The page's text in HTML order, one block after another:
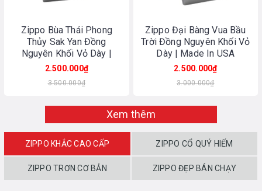
Zippo Bùa Thái Phong
Thủy Sak Yan Đồng
Nguyên Khối Vỏ Dày |
Made In USA
2.500.000₫
3.500.000₫
Zippo Đại Bàng Vua Bầu
Trời Đồng Nguyên Khối Vỏ
Dày | Made In USA
2.500.000₫
3.000.000₫
Xem thêm
ZIPPO KHẮC CAO CẤP ZIPPO CỔ QUÝ HIẾM
ZIPPO TRƠN CƠ BẢN ZIPPO ĐẸP BÁN CHẠY